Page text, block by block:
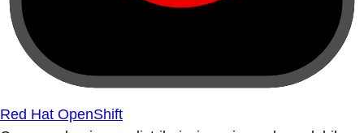
Red Hat OpenShift